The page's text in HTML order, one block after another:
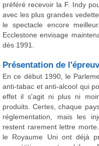
préféré recevoir la F. Indy
avec les plus grandes
le spectacle encore
Ecclestone envisage
dès 1991.
Présentation de
En ce début 1990, le
anti-tabac et anti-alcool qui
effet il s'agit ni plus ni
produits. Certes, chaque
réglementation, mais les
restent rarement lettre
le Royaume Uni ont déjà